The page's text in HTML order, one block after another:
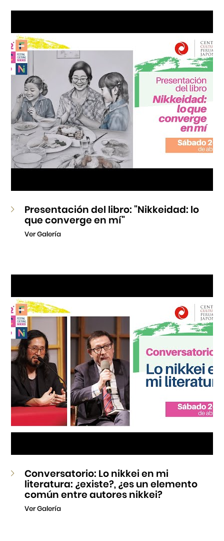
Museo de la Inmigración Japonesa
Fondo Editorial
Teatro Peruano Japonés
Presentación del libro: "Nikkeidad: lo
que converge en mí"
Ver Galería
Conversatorio: Lo nikkei en mi
literatura: ¿existe?, ¿es un elemento
común entre autores nikkei?
Ver Galería